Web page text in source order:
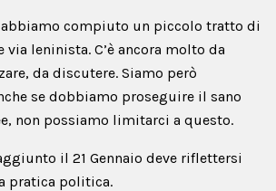
compiuto un piccolo tratto di
leninista. C’è ancora molto da
da discutere. Siamo però
se dobbiamo proseguire il sano
non possiamo limitarci a questo.
il 21 Gennaio deve riflettersi
pratica politica.